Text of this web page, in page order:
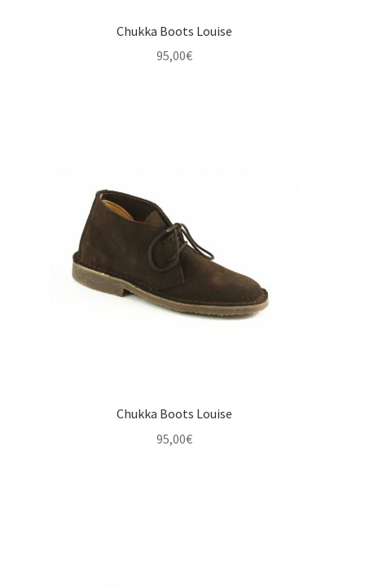
Chukka Boots Louise
95,00€
Chukka Boots Louise
95,00€